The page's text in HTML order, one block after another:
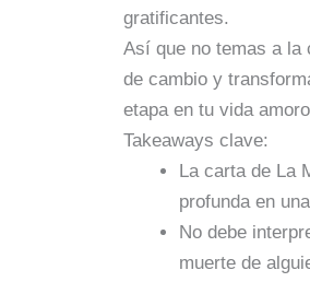
gratificantes.
Así que no temas a la
de cambio y
etapa en tu vida
Takeaways clave:
La carta de La
profunda en
No debe
muerte de